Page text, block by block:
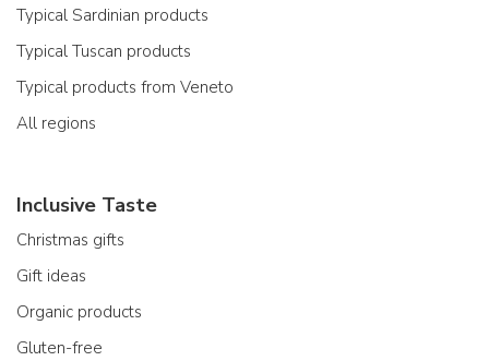
Typical Sardinian products
Typical Tuscan products
Typical products from Veneto
All regions
Inclusive Taste
Christmas gifts
Gift ideas
Organic products
Gluten-free